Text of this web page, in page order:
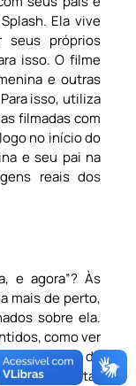
Ela vive
seus próprios
isso. O filme
e outras
isso, utiliza
filmadas com
no início do
e seu pai na
reais dos
e agora”? Às
mais de perto,
sobre ela.
como ver
pode ser da
do curta-